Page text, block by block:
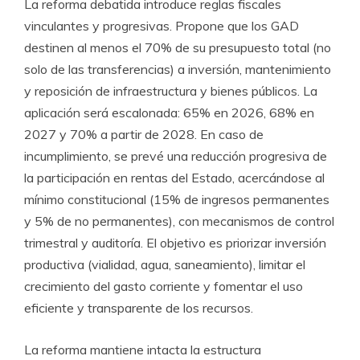
La reforma debatida introduce reglas fiscales
vinculantes y progresivas. Propone que los GAD
destinen al menos el 70% de su presupuesto total (no
solo de las transferencias) a inversión, mantenimiento
y reposición de infraestructura y bienes públicos. La
aplicación será escalonada: 65% en 2026, 68% en
2027 y 70% a partir de 2028. En caso de
incumplimiento, se prevé una reducción progresiva de
la participación en rentas del Estado, acercándose al
mínimo constitucional (15% de ingresos permanentes
y 5% de no permanentes), con mecanismos de control
trimestral y auditoría. El objetivo es priorizar inversión
productiva (vialidad, agua, saneamiento), limitar el
crecimiento del gasto corriente y fomentar el uso
eficiente y transparente de los recursos.
La reforma mantiene intacta la estructura